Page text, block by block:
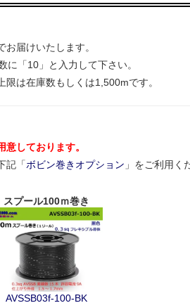
届けいたします。
「10」と入力して下さい。
は在庫数もしくは1,500mです。
しております。
記「ボビン巻きオプション 」をご利用く
スプール100ｍ巻き
AVSSB03f-100-BK